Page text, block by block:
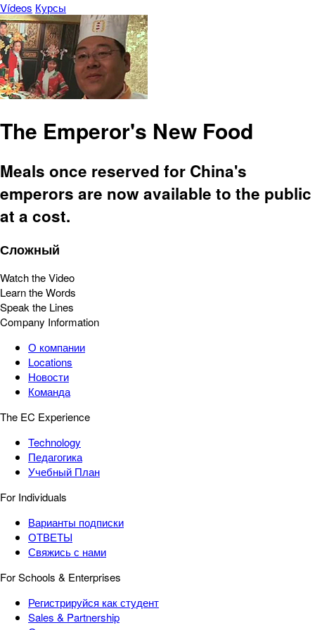
Vídeos Курсы
The Emperor's New Food
Meals once reserved for China's
emperors are now available to the public
at a cost.
Сложный
Watch the Video
Learn the Words
Speak the Lines
Company Information
О компании
Locations
Новости
Команда
The EC Experience
Technology
Педагогика
Учебный План
For Individuals
Варианты подписки
ОТВЕТЫ
Свяжись с нами
For Schools & Enterprises
Регистрируйся как студент
Sales & Partnership